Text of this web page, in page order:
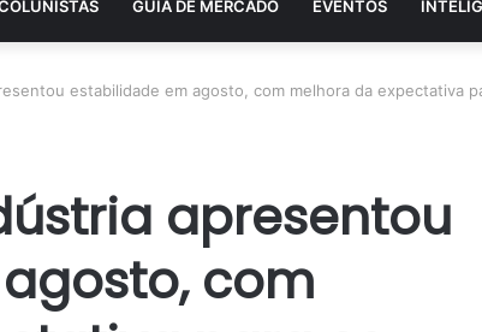
GUIA DE MERCADO EVENTOS
estabilidade em agosto, com melhora da expectativa
apresentou
com